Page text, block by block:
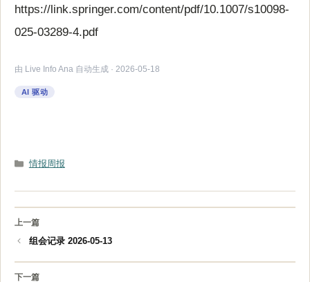
https://link.springer.com/content/pdf/10.1007/s10098-
025-03289-4.pdf
由 Live Info Ana 自动生成 · 2026-05-18
AI 驱动
分
情报周报
组会记录 2026-05-13